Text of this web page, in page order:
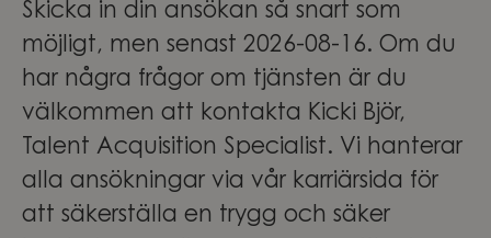
Skicka in din ansökan så snart som
möjligt, men senast 2026-08-16. Om du
har några frågor om tjänsten är du
välkommen att kontakta Kicki Björ,
Talent Acquisition Specialist. Vi hanterar
alla ansökningar via vår karriärsida för
att säkerställa en trygg och säker